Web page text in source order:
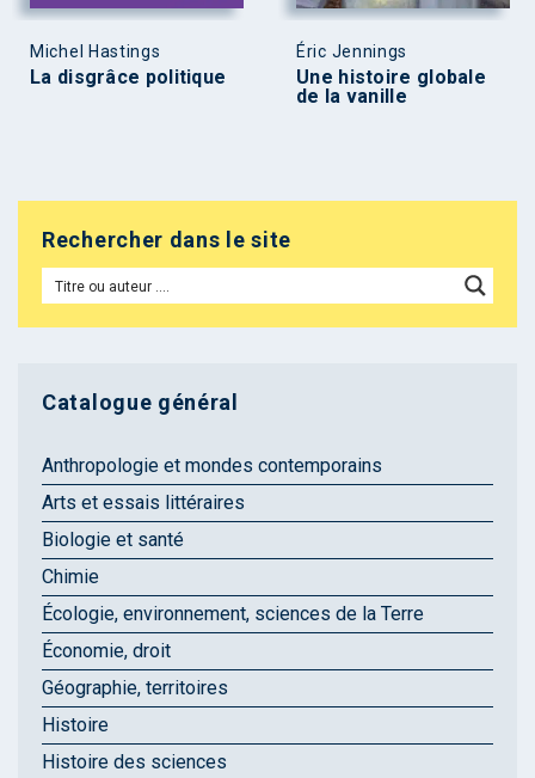
Michel Hastings
La disgrâce politique
Éric Jennings
Une histoire globale
de la vanille
Rechercher dans le site
Catalogue général
Anthropologie et mondes contemporains
Arts et essais littéraires
Biologie et santé
Chimie
Écologie, environnement, sciences de la Terre
Économie, droit
Géographie, territoires
Histoire
Histoire des sciences